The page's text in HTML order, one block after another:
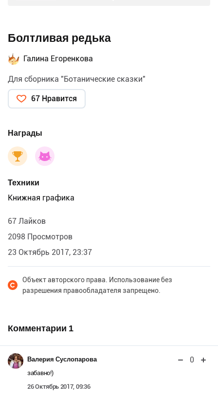
Болтливая редька
Галина Егоренкова
Для сборника "Ботанические сказки"
67 Нравится
Награды
Техники
Книжная графика
67 Лайков
2098 Просмотров
23 Октябрь 2017, 23:37
Объект авторского права. Использование без
разрешения правообладателя запрещено.
Комментарии 1
Валерия Суслопарова 0
забавно!)
26 Октябрь 2017, 09:36